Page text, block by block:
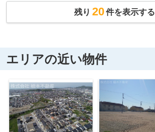
残り 20件を表示する
エリアの近い物件